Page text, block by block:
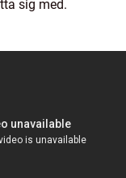
sig med.